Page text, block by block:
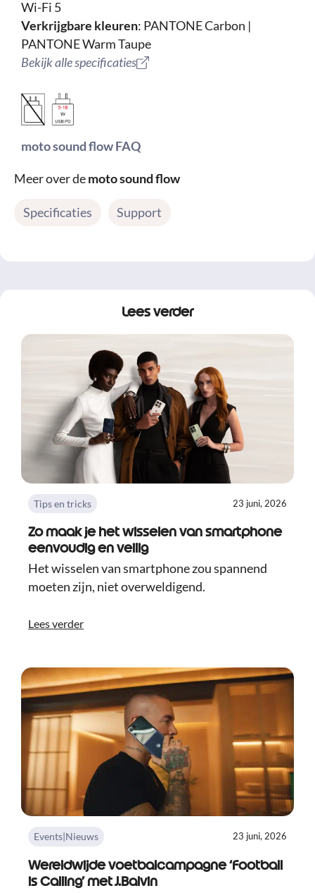
Wi-Fi 5
Verkrijgbare kleuren: PANTONE Carbon |
PANTONE Warm Taupe
Bekijk alle specificaties
moto sound flow FAQ
Meer over demoto sound flow
Specificaties Support
Lees verder
Tips en tricks 23 juni, 2026
Zo maak je het wisselen van smartphone
eenvoudig en veilig
Het wisselen van smartphone zou spannend
moeten zijn, niet overweldigend.
Lees verder
Events|Nieuws 23 juni, 2026
Wereldwijde voetbalcampagne ‘Football
is Calling’ met J.Balvin